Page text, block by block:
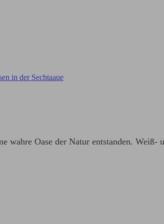
in der Sechtaaue
Oase der Natur entstanden. Weiß-